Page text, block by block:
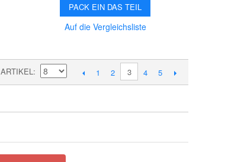
PACK EIN DAS TEIL
Auf die Vergleichsliste
ARTIKEL 1 2 3 4 5